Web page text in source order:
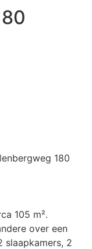
180
105 m².
over een
slaapkamers, 2